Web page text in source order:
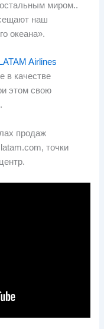
миром..
наш
океана».
LATAM Airlines
в качестве
этом свою
.
продаж
точки